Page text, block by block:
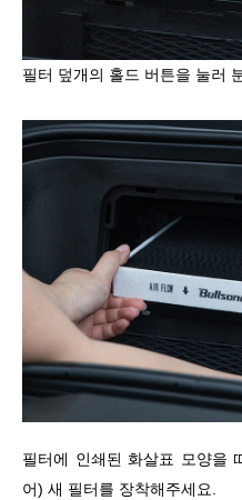
필터 덮개의 홀드 버튼을 눌러
필터에 인쇄된 화살표 모양을
어) 새 필터를 장착해주세요.